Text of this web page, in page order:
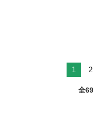
1 2
全